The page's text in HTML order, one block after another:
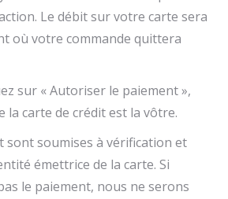
Le débit sur votre carte sera
où votre commande quittera
sur « Autoriser le paiement »,
la carte de crédit est la vôtre.
sont soumises à vérification et
émettrice de la carte. Si
le paiement, nous ne serons